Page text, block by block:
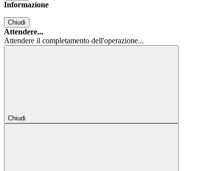
Informazione
Chiudi
Attendere...
Attendere il completamento dell'operazione...
Chiudi